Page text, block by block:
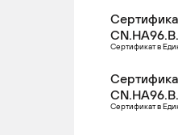
LADA
LADA
Сертификат в
Сертификат в